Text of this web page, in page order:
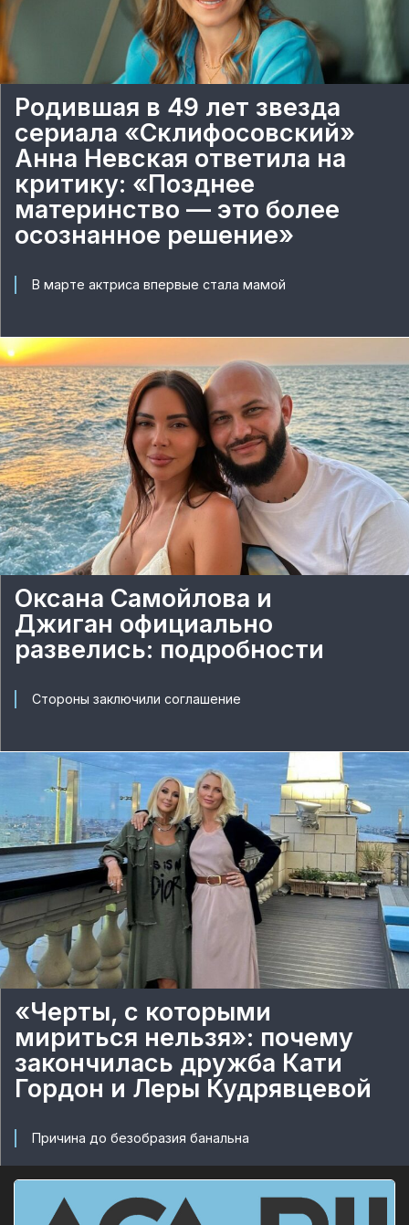
Родившая в 49 лет звезда
сериала «Склифосовский»
Анна Невская ответила на
критику: «Позднее
материнство — это более
осознанное решение»
В марте актриса впервые стала мамой
Оксана Самойлова и
Джиган официально
развелись: подробности
Стороны заключили соглашение
«Черты, с которыми
мириться нельзя»: почему
закончилась дружба Кати
Гордон и Леры Кудрявцевой
Причина до безобразия банальна